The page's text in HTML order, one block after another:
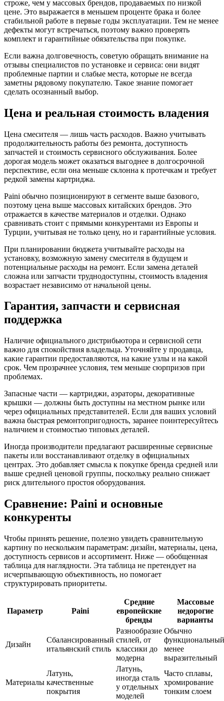
строже, чем у массовых брендов, продаваемых по низкой
цене. Это выражается в меньшем проценте брака и более
стабильной работе в первые годы эксплуатации. Тем не менее
дефекты могут встречаться, поэтому важно проверять
комплект и гарантийные обязательства при покупке.
Если важна долговечность, советую обращать внимание на
отзывы специалистов по установке и сервиса: они видят
проблемные партии и слабые места, которые не всегда
заметны рядовому покупателю. Такое знание помогает
сделать осознанный выбор.
Цена и реальная стоимость владения
Цена смесителя — лишь часть расходов. Важно учитывать
продолжительность работы без ремонта, доступность
запчастей и стоимость сервисного обслуживания. Более
дорогая модель может оказаться выгоднее в долгосрочной
перспективе, если она меньше склонна к протечкам и требует
редкой замены картриджа.
Paini обычно позиционируют в сегменте выше базового,
поэтому цена выше массовых китайских брендов. Это
отражается в качестве материалов и отделки. Однако
сравнивать стоит с прямыми конкурентами из Европы и
Турции, учитывая не только цену, но и гарантийные условия.
При планировании бюджета учитывайте расходы на
установку, возможную замену смесителя в будущем и
потенциальные расходы на ремонт. Если замена деталей
сложна или запчасти труднодоступны, стоимость владения
возрастает независимо от начальной цены.
Гарантия, запчасти и сервисная
поддержка
Наличие официального дистрибьютора и сервисной сети
важно для спокойствия владельца. Уточняйте у продавца,
какие гарантии предоставляются, на какие узлы и на какой
срок. Чем прозрачнее условия, тем меньше сюрпризов при
проблемах.
Запасные части — картриджи, аэраторы, декоративные
крышки — должны быть доступны на местном рынке или
через официальных представителей. Если для ваших условий
важна быстрая ремонтопригодность, заранее поинтересуйтесь
наличием и стоимостью типовых деталей.
Иногда производители предлагают расширенные сервисные
пакеты или восстанавливают отделку в официальных
центрах. Это добавляет смысла к покупке бренда средней или
выше средней ценовой группы, поскольку реально снижает
риск длительного простоя оборудования.
Сравнение: Paini и основные
конкуренты
Чтобы принять решение, полезно увидеть сравнительную
картину по нескольким параметрам: дизайн, материалы, цена,
доступность сервисов и ассортимент. Ниже — обобщенная
таблица для наглядности. Эта таблица не претендует на
исчерпывающую объективность, но помогает
структурировать приоритеты.
Параметр Paini
Средние
европейские
бренды
Массовые
недорогие
варианты
Дизайн
Сбалансированный
итальянский стиль
Разнообразие
стилей, от
классики до
модерна
Обычно
менее
выразительный
Материалы
Латунь,
качественные
покрытия
Латунь,
иногда сталь
у отдельных
моделей
Часто сплавы,
хромирование
тонким слоем